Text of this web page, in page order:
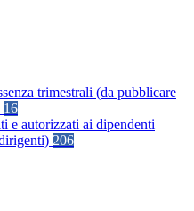
trimestrali (da pubblicare
16
e autorizzati ai dipendenti
206